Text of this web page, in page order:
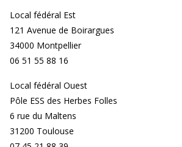
Local fédéral Est
121 Avenue de Boirargues
34000 Montpellier
06 51 55 88 16
Local fédéral Ouest
Pôle ESS des Herbes Folles
6 rue du Maltens
31200 Toulouse